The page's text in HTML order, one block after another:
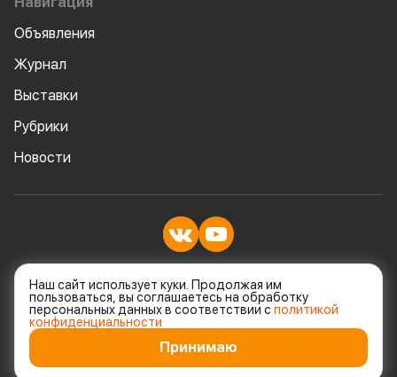
Объявления
Журнал
Выставки
Рубрики
Новости
© Все права защищены
Политика конфеденциальности
Разработка и дизайн
Наш сайт использует куки. Продолжая им
пользоваться, вы соглашаетесь на обработку
персональных данных в соответствии с политикой
конфиденциальности
Принимаю